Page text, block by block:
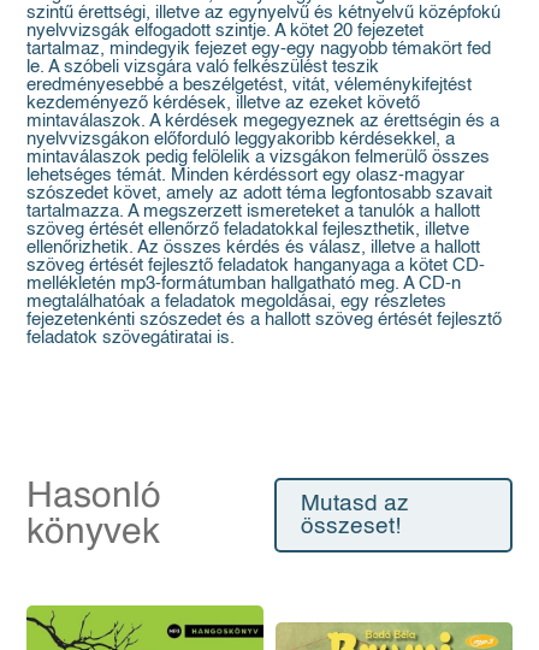
szintű érettségi, illetve az egynyelvű és kétnyelvű középfokú
nyelvvizsgák elfogadott szintje. A kötet 20 fejezetet
tartalmaz, mindegyik fejezet egy-egy nagyobb témakört fed
le. A szóbeli vizsgára való felkészülést teszik
eredményesebbé a beszélgetést, vitát, véleménykifejtést
kezdeményező kérdések, illetve az ezeket követő
mintaválaszok. A kérdések megegyeznek az érettségin és a
nyelvvizsgákon előforduló leggyakoribb kérdésekkel, a
mintaválaszok pedig felölelik a vizsgákon felmerülő összes
lehetséges témát. Minden kérdéssort egy olasz-magyar
szószedet követ, amely az adott téma legfontosabb szavait
tartalmazza. A megszerzett ismereteket a tanulók a hallott
szöveg értését ellenőrző feladatokkal fejleszthetik, illetve
ellenőrizhetik. Az összes kérdés és válasz, illetve a hallott
szöveg értését fejlesztő feladatok hanganyaga a kötet CD-
mellékletén mp3-formátumban hallgatható meg. A CD-n
megtalálhatóak a feladatok megoldásai, egy részletes
fejezetenkénti szószedet és a hallott szöveg értését fejlesztő
feladatok szövegátiratai is.
Hasonló
könyvek
Mutasd az
összeset!